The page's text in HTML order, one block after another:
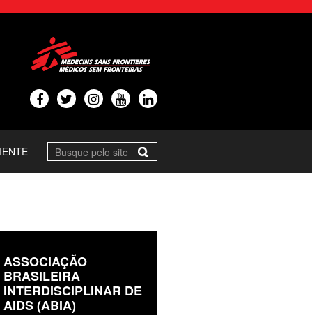
ASSOCIAÇÃO
BRASILEIRA
INTERDISCIPLINAR DE
AIDS (ABIA)